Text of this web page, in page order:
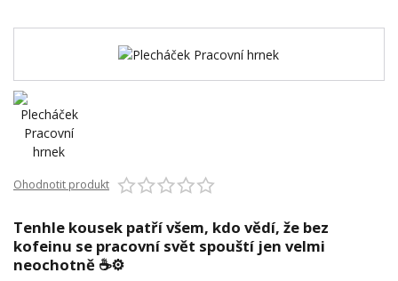
Ohodnotit produkt
Tenhle kousek patří všem, kdo vědí, že bez
kofeinu se pracovní svět spouští jen velmi
neochotně ☕⚙️